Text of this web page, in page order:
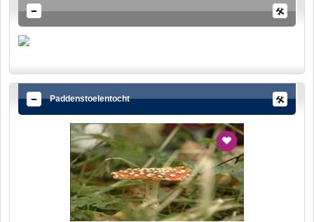
Paddenstoelentocht